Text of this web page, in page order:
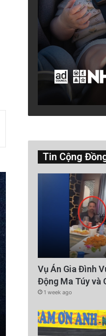
Tên lửa
Tin Cộng
Vụ Án Gia Đình
Động Ma Túy và
1 week ago